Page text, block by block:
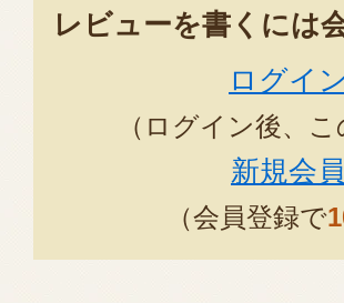
送らせて頂きまし
香りが良く美味し
家族と同じソーセ
した。ありがとうご
レビューを書くには
ログイ
（ログイン後、
新規会
（会員登録で